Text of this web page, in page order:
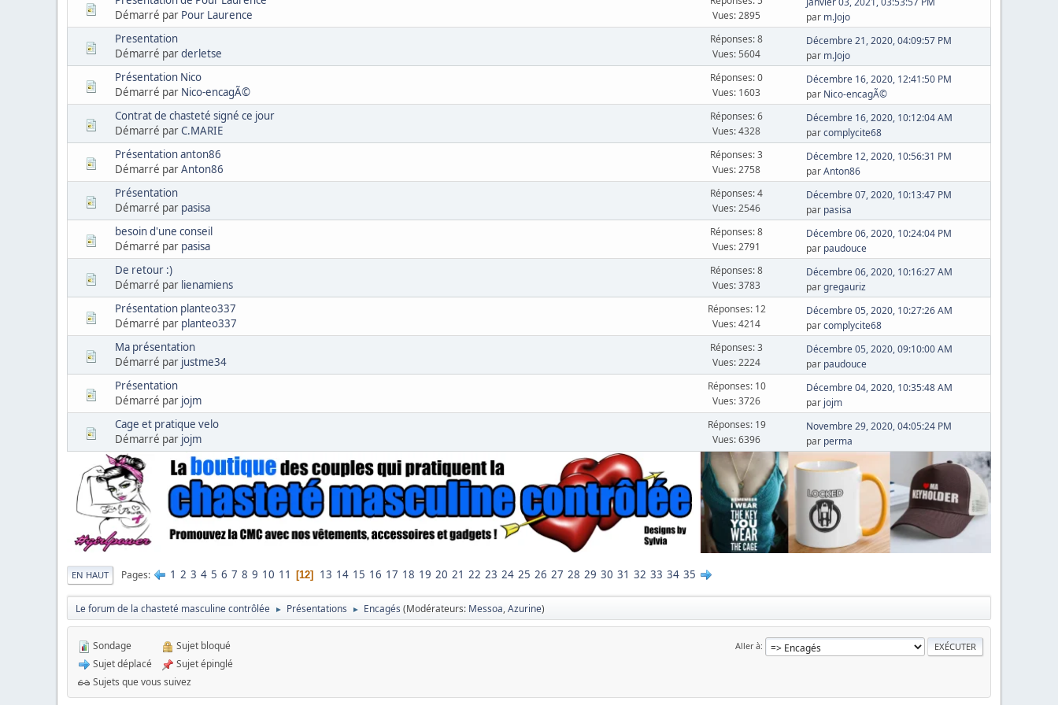
Démarré par Pour Laurence
Vues: 2895
par m.Jojo
Presentation
Démarré parderletse
Réponses: 8
Vues: 5604
Décembre 21, 2020, 04:09:57 PM
par m.Jojo
Présentation Nico
Démarré par Nico-encagÃ©
Réponses: 0
Vues: 1603
Décembre 16, 2020, 12:41:50 PM
par Nico-encagÃ©
Contrat de chasteté signé ce jour
Démarré parC.MARIE
Réponses: 6
Vues: 4328
Décembre 16, 2020, 10:12:04 AM
parcomplycite68
Présentation anton86
Démarré parAnton86
Réponses: 3
Vues: 2758
Décembre 12, 2020, 10:56:31 PM
parAnton86
Présentation
Démarré par pasisa
Réponses: 4
Vues: 2546
Décembre 07, 2020, 10:13:47 PM
par pasisa
besoin d'une conseil
Démarré par pasisa
Réponses: 8
Vues: 2791
Décembre 06, 2020, 10:24:04 PM
par paudouce
De retour :)
Démarré par lienamiens
Réponses: 8
Vues: 3783
Décembre 06, 2020, 10:16:27 AM
pargregauriz
Présentation planteo337
Démarré par planteo337
Réponses: 12
Vues: 4214
Décembre 05, 2020, 10:27:26 AM
parcomplycite68
Ma présentation
Démarré par justme34
Réponses: 3
Vues: 2224
Décembre 05, 2020, 09:10:00 AM
par paudouce
Présentation
Démarré par jojm
Réponses: 10
Vues: 3726
Décembre 04, 2020, 10:35:48 AM
par jojm
Cage et pratique velo
Démarré par jojm
Réponses: 19
Vues: 6396
Novembre 29, 2020, 04:05:24 PM
par perma
EN HAUT Pages 1 2 3 4 5 6 7 8 9 10 11 12 13 14 15 16 17 18 19 20 21 22 23 24 25 26 27 28 29 30 31 32 33 34 35
Le forum de la chasteté masculine contrôlée ► Présentations ► Encagés (Modérateurs: Messoa,Azurine)
Aller à
Sondage
Sujet déplacé
Sujet bloqué
Sujet épinglé
Sujets que vous suivez